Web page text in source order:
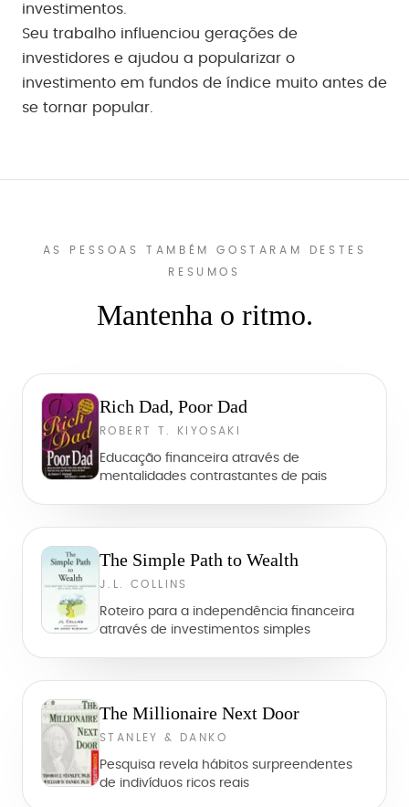
investimentos.
Seu trabalho influenciou gerações de
investidores e ajudou a popularizar o
investimento em fundos de índice muito antes de
se tornar popular.
AS PESSOAS TAMBÉM GOSTARAM DESTES
RESUMOS
Mantenha o ritmo.
Rich Dad, Poor Dad
ROBERT T. KIYOSAKI
Educação financeira através de
mentalidades contrastantes de pais
The Simple Path to Wealth
J.L. COLLINS
Roteiro para a independência financeira
através de investimentos simples
The Millionaire Next Door
STANLEY & DANKO
Pesquisa revela hábitos surpreendentes
de indivíduos ricos reais